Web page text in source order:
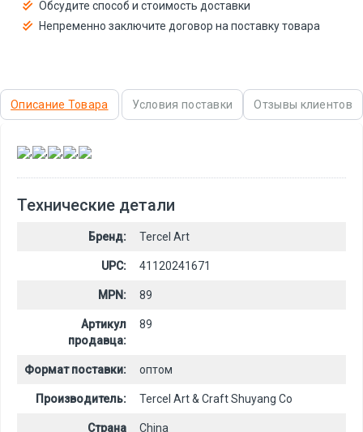
Обсудите способ и стоимость доставки
Непременно заключите договор на поставку товара
Описание Товара Условия поставки Отзывы клиентов
, , , ,
Технические детали
Бренд: Tercel Art
UPC: 41120241671
MPN: 89
Артикул
продавца:
89
Формат поставки: оптом
Производитель: Tercel Art & Craft Shuyang Co
Страна
China